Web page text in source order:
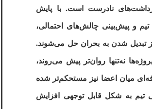
نادرست است. با پایش
و پیش‌بینی چالش‌های احتمالی،
تبدیل شدن به بحران حل می‌شوند.
نه‌تنها روان‌تر پیش می‌روند،
میان اعضا نیز مستحکم‌تر شده
تیم به شکل قابل توجهی افزایش